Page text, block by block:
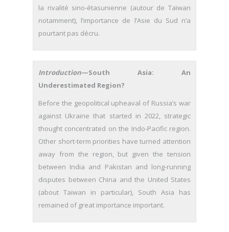
la rivalité sino-étasunienne (autour de Taïwan
notamment), l’importance de l’Asie du Sud n’a
pourtant pas décru.
Introduction—South Asia: An
Underestimated Region?
Before the geopolitical upheaval of Russia’s war
against Ukraine that started in 2022, strategic
thought concentrated on the Indo-Pacific region.
Other short-term priorities have turned attention
away from the region, but given the tension
between India and Pakistan and long-running
disputes between China and the United States
(about Taiwan in particular), South Asia has
remained of great importance important.